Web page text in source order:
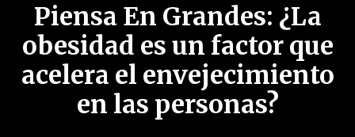
Piensa En Grandes: ¿La
obesidad es un factor que
acelera el envejecimiento
en las personas?